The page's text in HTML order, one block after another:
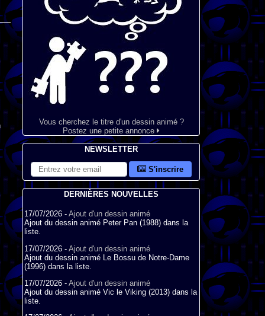
Vous cherchez le titre d'un dessin animé ?
Postez une petite annonce
NEWSLETTER
S'inscrire
DERNIÈRES NOUVELLES
17/07/2026 - Ajout d'un dessin animé
Ajout du dessin animé Peter Pan (1988) dans la
liste.
17/07/2026 - Ajout d'un dessin animé
Ajout du dessin animé Le Bossu de Notre-Dame
(1996) dans la liste.
17/07/2026 - Ajout d'un dessin animé
Ajout du dessin animé Vic le Viking (2013) dans la
liste.